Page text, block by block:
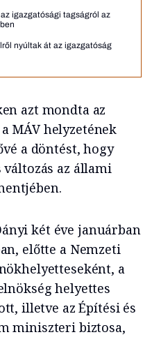
igazgatósági tagságról az
nyúltak át az igazgatóság
azt mondta az
MÁV helyzetének
a döntést, hogy
az állami
két éve januárban
előtte a Nemzeti
a
helyettes
illetve az Építési és
miniszteri biztosa,